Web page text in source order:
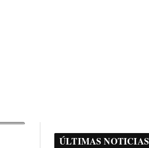
ÚLTIMAS NOTICIAS